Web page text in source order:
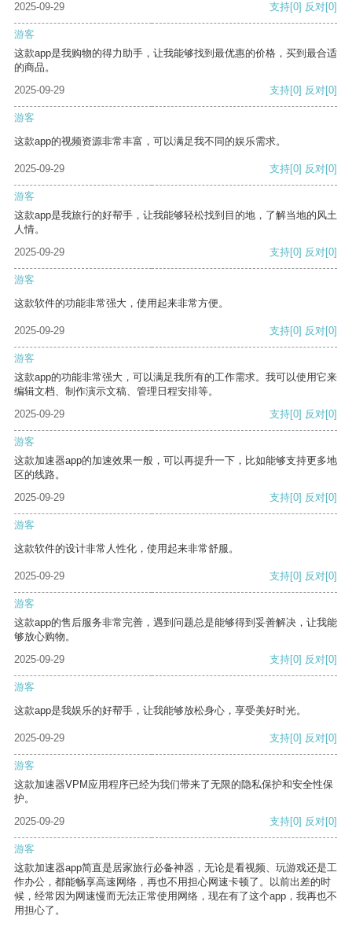
2025-09-29 支持[0] 反对[0]
游客
这款app是我购物的得力助手，让我能够找到最优惠的价格，买到最合适
的商品。
2025-09-29
支持[0] 反对[0]
游客
这款app的视频资源非常丰富，可以满足我不同的娱乐需求。
2025-09-29 支持[0] 反对[0]
游客
这款app是我旅行的好帮手，让我能够轻松找到目的地，了解当地的风土
人情。
2025-09-29
支持[0] 反对[0]
游客
这款软件的功能非常强大，使用起来非常方便。
2025-09-29 支持[0] 反对[0]
游客
这款app的功能非常强大，可以满足我所有的工作需求。我可以使用它来
编辑文档、制作演示文稿、管理日程安排等。
2025-09-29
支持[0] 反对[0]
游客
这款加速器app的加速效果一般，可以再提升一下，比如能够支持更多地
区的线路。
2025-09-29
支持[0] 反对[0]
游客
这款软件的设计非常人性化，使用起来非常舒服。
2025-09-29 支持[0] 反对[0]
游客
这款app的售后服务非常完善，遇到问题总是能够得到妥善解决，让我能
够放心购物。
2025-09-29
支持[0] 反对[0]
游客
这款app是我娱乐的好帮手，让我能够放松身心，享受美好时光。
2025-09-29 支持[0] 反对[0]
游客
这款加速器VPM应用程序已经为我们带来了无限的隐私保护和安全性保
护。
2025-09-29
支持[0] 反对[0]
游客
这款加速器app简直是居家旅行必备神器，无论是看视频、玩游戏还是工
作办公，都能畅享高速网络，再也不用担心网速卡顿了。以前出差的时
候，经常因为网速慢而无法正常使用网络，现在有了这个app，我再也不
用担心了。